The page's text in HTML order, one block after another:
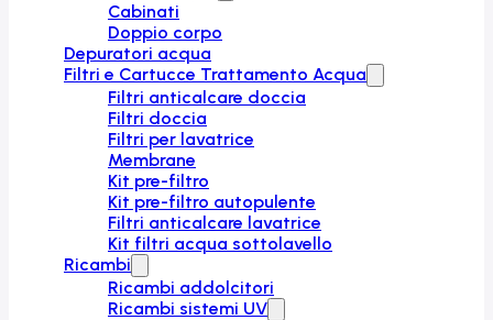
Cabinati
Doppio corpo
Depuratori acqua
Filtri e Cartucce Trattamento Acqua
Filtri anticalcare doccia
Filtri doccia
Filtri per lavatrice
Membrane
Kit pre-filtro
Kit pre-filtro autopulente
Filtri anticalcare lavatrice
Kit filtri acqua sottolavello
Ricambi
Ricambi addolcitori
Ricambi sistemi UV